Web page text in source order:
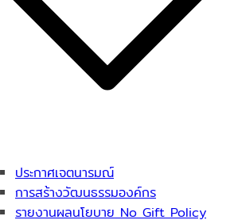
ประกาศเจตนารมณ์
การสร้างวัฒนธรรมองค์กร
รายงานผลนโยบาย No Gift Policy